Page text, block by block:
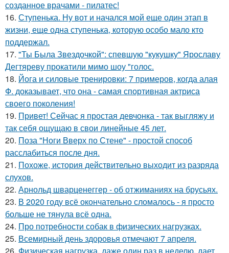
созданное врачами - пилатес!
16. Ступенька. Ну вот и начался мой еще один этап в
жизни, еще одна ступенька, которую особо мало кто
поддержал.
17. "Ты Была Звездочкой": спевшую "кукушку" Ярославу
Дегтяреву прокатили мимо шоу "голос.
18. Йога и силовые тренировки: 7 примеров, когда алая
Ф. доказывает, что она - самая спортивная актриса
своего поколения!
19. Привет! Сейчас я простая девчонка - так выгляжу и
так себя ощущаю в свои линейные 45 лет.
20. Поза "Ноги Вверх по Стене" - простой способ
расслабиться после дня.
21. Похоже, история действительно выходит из разряда
слухов.
22. Арнольд шварценеггер - об отжиманиях на брусьях.
23. В 2020 году всё окончательно сломалось - я просто
больше не тянула всё одна.
24. Про потребности собак в физических нагрузках.
25. Всемирный день здоровья отмечают 7 апреля.